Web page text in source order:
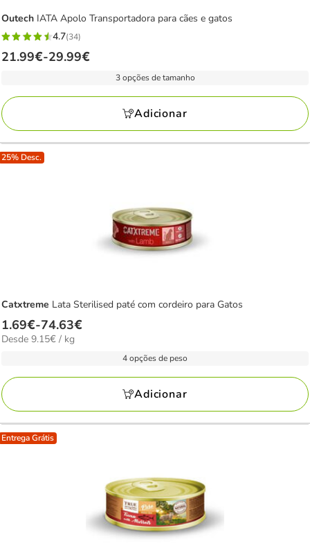
Outech IATA Apolo Transportadora para cães e gatos
4.7
estrelas
34
avaliações
4.7(34)
Preço
a
29.99€
21.99€-29.99€
3 opções de tamanho
Adicionar
25% Desc.
Catxtreme Lata Sterilised paté com cordeiro para Gatos
Preço
de
74.63€
1.69€-74.63€
9.15€
Desde 9.15€ / kg
4 opções de peso
Adicionar
Entrega Grátis